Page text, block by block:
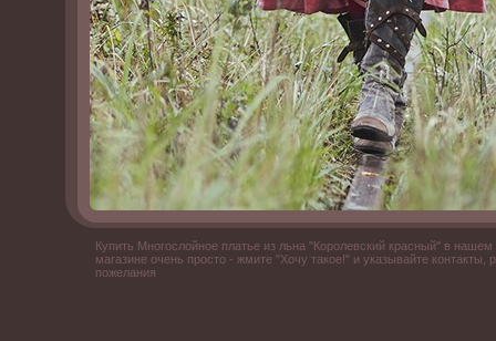
Купить Многослойное платье из льна "Королевский красный" в нашем
магазине очень просто - жмите "Хочу такое!" и указывайте контакты,
пожелания